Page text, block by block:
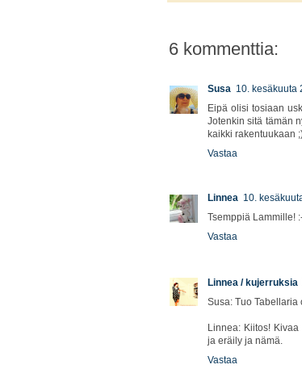
6 kommenttia:
Susa 10. kesäkuuta
Eipä olisi tosiaan
Jotenkin sitä tämän
kaikki rakentuukaan
Vastaa
Linnea 10.
Tsemppiä Lammille!
Vastaa
Linnea / kujerruksia
Susa: Tuo
Linnea: Kiitos!
ja eräily ja nämä.
Vastaa